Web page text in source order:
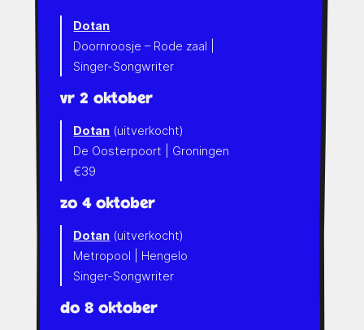
Dotan
Doornroosje – Rode zaal |
Singer-Songwriter
vr 2 oktober
Dotan (uitverkocht)
De Oosterpoort | Groningen
€39
zo 4 oktober
Dotan (uitverkocht)
Metropool | Hengelo
Singer-Songwriter
do 8 oktober